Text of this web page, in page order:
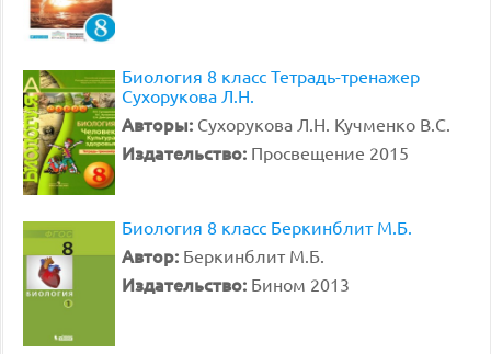
Биология 8 класс Тетрадь-тренажер
Сухорукова Л.Н.
Авторы: Сухорукова Л.Н. Кучменко В.С.
Издательство: Просвещение 2015
Биология 8 класс Беркинблит М.Б.
Автор: Беркинблит М.Б.
Издательство: Бином 2013